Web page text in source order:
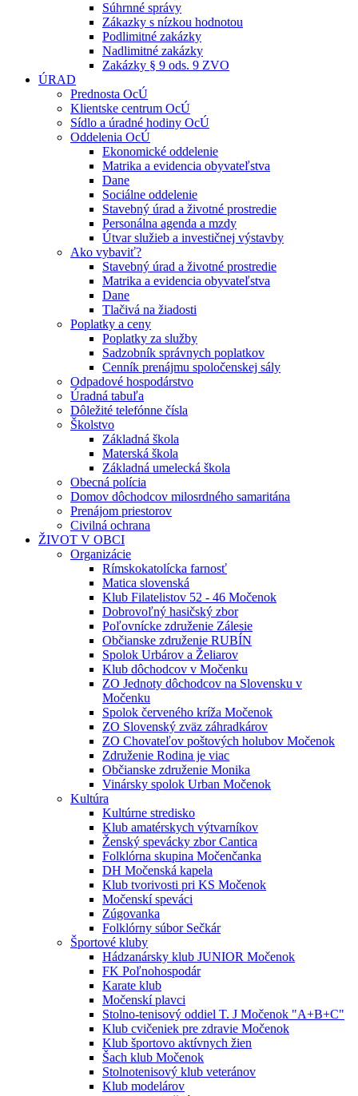
Súhrnné správy
Zákazky s nízkou hodnotou
Podlimitné zakázky
Nadlimitné zakázky
Zakázky § 9 ods. 9 ZVO
ÚRAD
Prednosta OcÚ
Klientske centrum OcÚ
Sídlo a úradné hodiny OcÚ
Oddelenia OcÚ
Ekonomické oddelenie
Matrika a evidencia obyvateľstva
Dane
Sociálne oddelenie
Stavebný úrad a životné prostredie
Personálna agenda a mzdy
Útvar služieb a investičnej výstavby
Ako vybaviť?
Stavebný úrad a životné prostredie
Matrika a evidencia obyvateľstva
Dane
Tlačivá na žiadosti
Poplatky a ceny
Poplatky za služby
Sadzobník správnych poplatkov
Cenník prenájmu spoločenskej sály
Odpadové hospodárstvo
Úradná tabuľa
Dôležité telefónne čísla
Školstvo
Základná škola
Materská škola
Základná umelecká škola
Obecná polícia
Domov dôchodcov milosrdného samaritána
Prenájom priestorov
Civilná ochrana
ŽIVOT V OBCI
Organizácie
Rímskokatolícka farnosť
Matica slovenská
Klub Filatelistov 52 - 46 Močenok
Dobrovoľný hasičský zbor
Poľovnícke združenie Zálesie
Občianske združenie RUBÍN
Spolok Urbárov a Želiarov
Klub dôchodcov v Močenku
ZO Jednoty dôchodcov na Slovensku v
Močenku
Spolok červeného kríža Močenok
ZO Slovenský zväz záhradkárov
ZO Chovateľov poštových holubov Močenok
Združenie Rodina je viac
Občianske združenie Monika
Vinársky spolok Urban Močenok
Kultúra
Kultúrne stredisko
Klub amatérskych výtvarníkov
Ženský spevácky zbor Cantica
Folklórna skupina Močenčanka
DH Močenská kapela
Klub tvorivosti pri KS Močenok
Močenskí speváci
Zúgovanka
Folklórny súbor Sečkár
Športové kluby
Hádzanársky klub JUNIOR Močenok
FK Poľnohospodár
Karate klub
Močenskí plavci
Stolno-tenisový oddiel T. J Močenok "A+B+C"
Klub cvičeniek pre zdravie Močenok
Klub športovo aktívnych žien
Šach klub Močenok
Stolnotenisový klub veteránov
Klub modelárov